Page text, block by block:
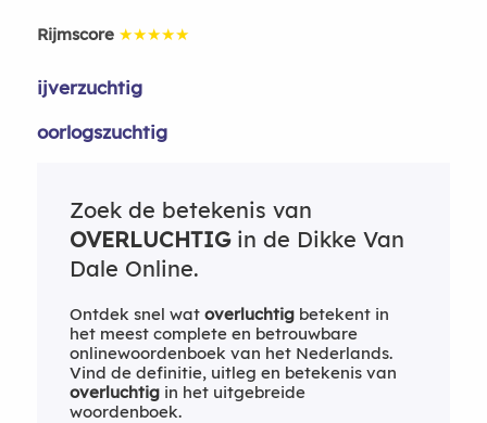
Rijmscore ★★★★★
ijverzuchtig
oorlogszuchtig
Zoek de betekenis van
OVERLUCHTIGin de Dikke Van
Dale Online.
Ontdek snel wat overluchtigbetekent in
het meest complete en betrouwbare
onlinewoordenboek van het Nederlands.
Vind de definitie, uitleg en betekenis van
overluchtigin het uitgebreide
woordenboek.